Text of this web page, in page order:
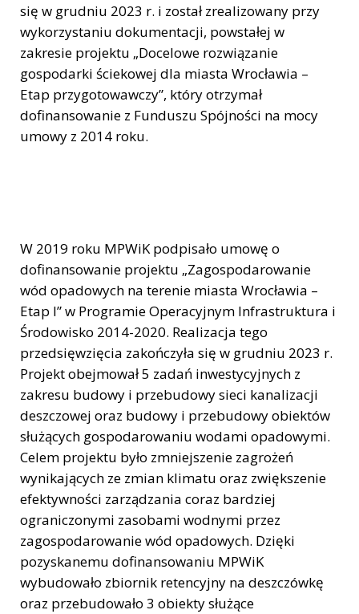
się w grudniu 2023 r. i został zrealizowany przy
wykorzystaniu dokumentacji, powstałej w
zakresie projektu „Docelowe rozwiązanie
gospodarki ściekowej dla miasta Wrocławia –
Etap przygotowawczy”, który otrzymał
dofinansowanie z Funduszu Spójności na mocy
umowy z 2014 roku.
W 2019 roku MPWiK podpisało umowę o
dofinansowanie projektu „Zagospodarowanie
wód opadowych na terenie miasta Wrocławia –
Etap I” w Programie Operacyjnym Infrastruktura i
Środowisko 2014-2020. Realizacja tego
przedsięwzięcia zakończyła się w grudniu 2023 r.
Projekt obejmował 5 zadań inwestycyjnych z
zakresu budowy i przebudowy sieci kanalizacji
deszczowej oraz budowy i przebudowy obiektów
służących gospodarowaniu wodami opadowymi.
Celem projektu było zmniejszenie zagrożeń
wynikających ze zmian klimatu oraz zwiększenie
efektywności zarządzania coraz bardziej
ograniczonymi zasobami wodnymi przez
zagospodarowanie wód opadowych. Dzięki
pozyskanemu dofinansowaniu MPWiK
wybudowało zbiornik retencyjny na deszczówkę
oraz przebudowało 3 obiekty służące